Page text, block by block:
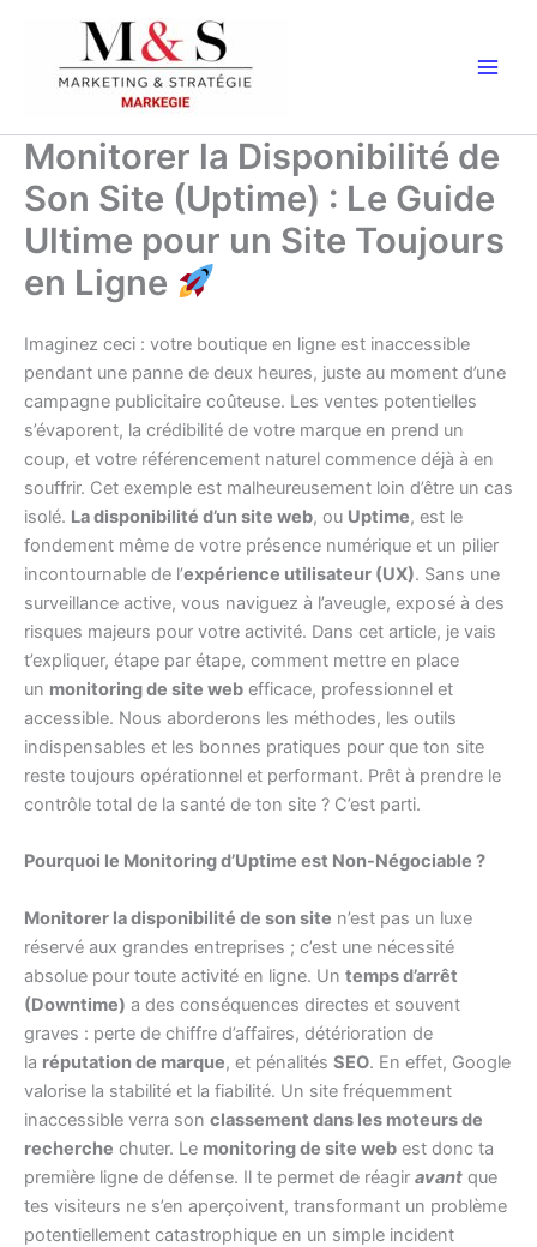
contenu
Monitorer la Disponibilité de
Son Site (Uptime) : Le Guide
Ultime pour un Site Toujours
en Ligne
Imaginez ceci : votre boutique en ligne est inaccessible
pendant une panne de deux heures, juste au moment d’une
campagne publicitaire coûteuse. Les ventes potentielles
s’évaporent, la crédibilité de votre marque en prend un
coup, et votre référencement naturel commence déjà à en
souffrir. Cet exemple est malheureusement loin d’être un cas
isolé. La disponibilité d’un site web, ou Uptime, est le
fondement même de votre présence numérique et un pilier
incontournable de l’expérience utilisateur (UX). Sans une
surveillance active, vous naviguez à l’aveugle, exposé à des
risques majeurs pour votre activité. Dans cet article, je vais
t’expliquer, étape par étape, comment mettre en place
un monitoring de site web efficace, professionnel et
accessible. Nous aborderons les méthodes, les outils
indispensables et les bonnes pratiques pour que ton site
reste toujours opérationnel et performant. Prêt à prendre le
contrôle total de la santé de ton site ? C’est parti.
Pourquoi le Monitoring d’Uptime est Non-Négociable ?
Monitorer la disponibilité de son site n’est pas un luxe
réservé aux grandes entreprises ; c’est une nécessité
absolue pour toute activité en ligne. Un temps d’arrêt
(Downtime) a des conséquences directes et souvent
graves : perte de chiffre d’affaires, détérioration de
la réputation de marque, et pénalités SEO. En effet, Google
valorise la stabilité et la fiabilité. Un site fréquemment
inaccessible verra son classement dans les moteurs de
recherche chuter. Le monitoring de site web est donc ta
première ligne de défense. Il te permet de réagir avant que
tes visiteurs ne s’en aperçoivent, transformant un problème
potentiellement catastrophique en un simple incident